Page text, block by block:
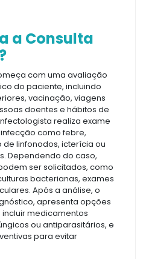
a Consulta
com uma avaliação
do paciente, incluindo
vacinação, viagens
doentes e hábitos de
realiza exame
como febre,
linfonodos, icterícia ou
Dependendo do caso,
ser solicitados, como
bacterianas, exames
Após a análise, o
apresenta opções
medicamentos
ou antiparasitários, e
para evitar